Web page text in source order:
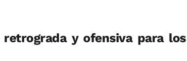
y ofensiva para los